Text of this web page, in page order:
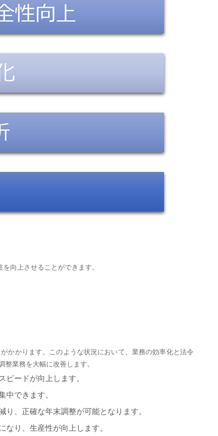
向上させることができます。
かかります。このような状況において、業務の効率化と法令
業務を大幅に改善します。
ードが向上します。
できます。
、正確な年末調整が可能となります。
り、生産性が向上します。